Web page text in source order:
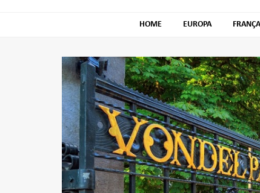
HOME EUROPA FRANÇA